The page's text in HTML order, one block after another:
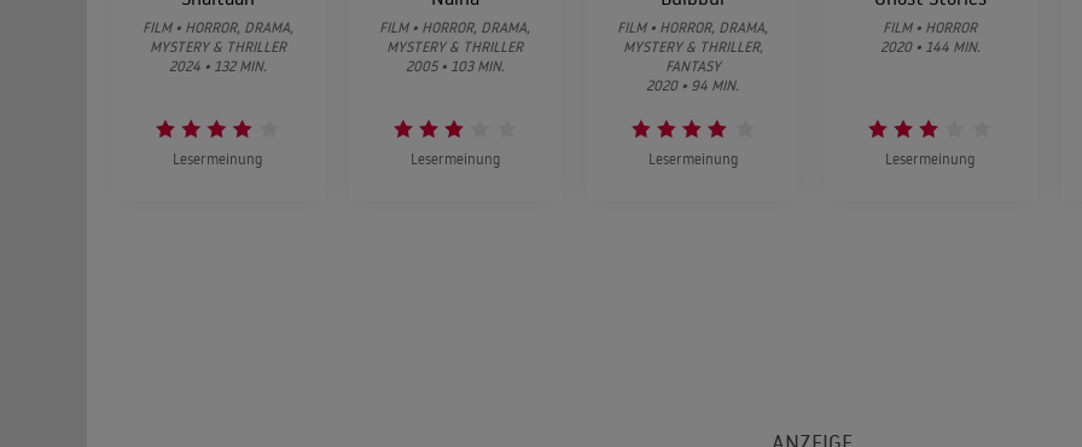
FILM • HORROR, DRAMA,
MYSTERY & THRILLER
2024 • 132 MIN.
Lesermeinung
FILM • HORROR, DRAMA,
MYSTERY & THRILLER
2005 • 103 MIN.
Lesermeinung
FILM • HORROR, DRAMA,
MYSTERY & THRILLER,
FANTASY
2020 • 94 MIN.
Lesermeinung
FILM • HORROR
2020 • 144 MIN.
Lesermeinung